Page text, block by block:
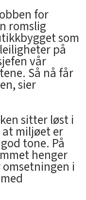
for
romslig
som
på
vår
Så nå får
sier
sitter løst i
miljøet er
tone. På
henger
i